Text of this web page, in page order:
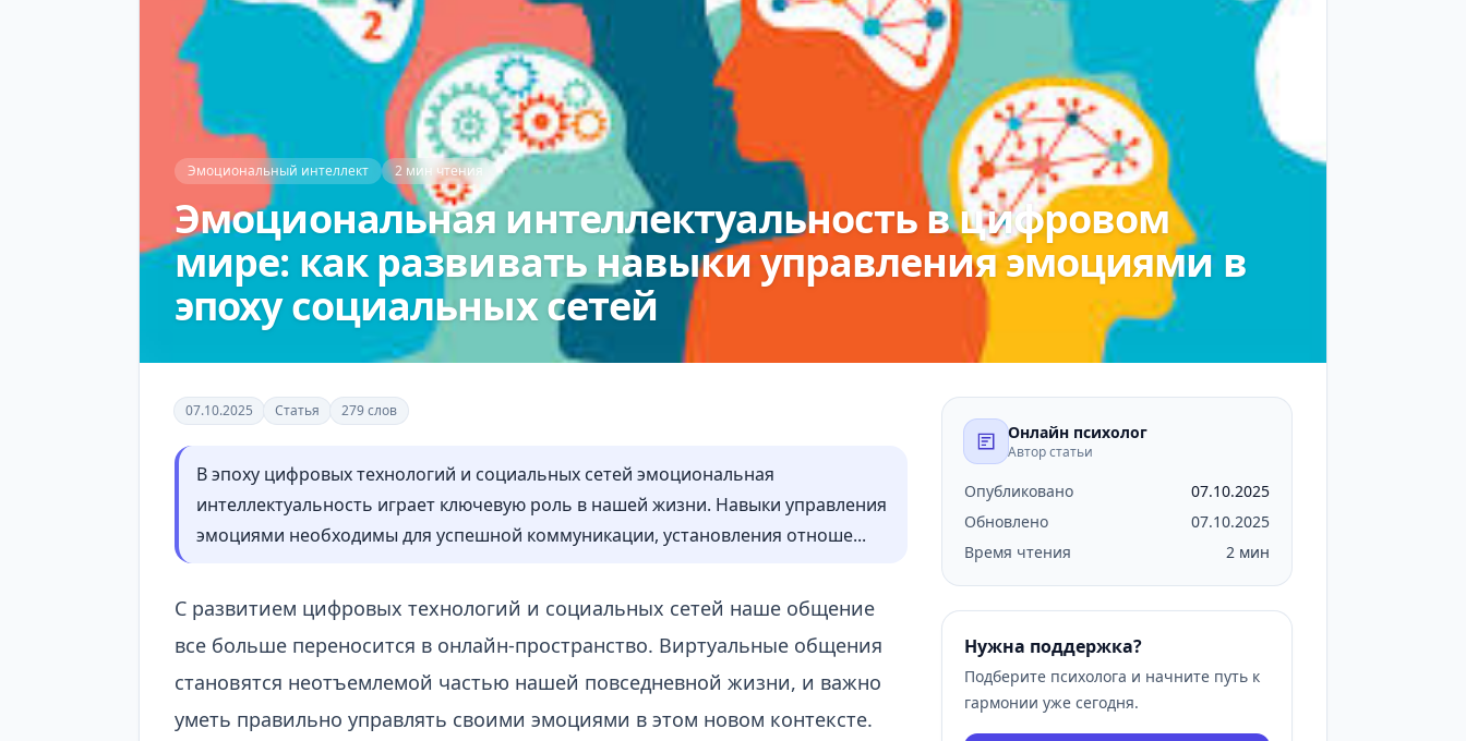
Эмоциональный интеллект 2 мин чтения
Эмоциональная интеллектуальность в цифровом
мире: как развивать навыки управления эмоциями в
эпоху социальных сетей
07.10.2025 Статья 279 слов
В эпоху цифровых технологий и социальных сетей эмоциональная
интеллектуальность играет ключевую роль в нашей жизни. Навыки управления
эмоциями необходимы для успешной коммуникации, установления отноше...
С развитием цифровых технологий и социальных сетей наше общение
все больше переносится в онлайн-пространство. Виртуальные общения
становятся неотъемлемой частью нашей повседневной жизни, и важно
уметь правильно управлять своими эмоциями в этом новом контексте.
Онлайн психолог
Автор статьи
Опубликовано
07.10.2025
Обновлено
07.10.2025
Время чтения
2 мин
Нужна поддержка?
Подберите психолога и начните путь к
гармонии уже сегодня.